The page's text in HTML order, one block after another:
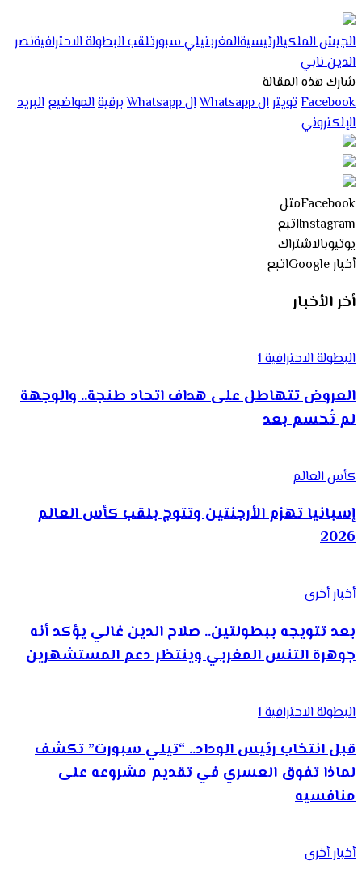
الجيش الملكيالرئيسيةالمغربتيلي سبورتلقب البطولة الاحترافيةنصر
الدين نابي
شارك هذه المقالة
Facebookتويترال Whatsapp ال Whatsapp برقيةالمواضيع البريد
الإلكتروني
Facebookمثل
Instagramاتبع
يوتيوبالاشتراك
أخبار Google
اتبع
أخر الأخبار
البطولة الاحترافية 1
العروض تتهاطل على هداف اتحاد طنجة.. والوجهة
لم تُحسم بعد
كأس العالم
إسبانيا تهزم الأرجنتين وتتوج بلقب كأس العالم
2026
أخبار أخرى
بعد تتويجه ببطولتين.. صلاح الدين غالي يؤكد أنه
جوهرة التنس المغربي وينتظر دعم المستشهرين
البطولة الاحترافية 1
قبل انتخاب رئيس الوداد.. “تيلي سبورت” تكشف
لماذا تفوق العسري في تقديم مشروعه على
منافسيه
أخبار أخرى